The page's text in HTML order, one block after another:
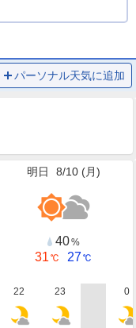
パーソナル天気に追加
明日 8/10 (月)
40%
31 ℃ 27℃
22 23
0